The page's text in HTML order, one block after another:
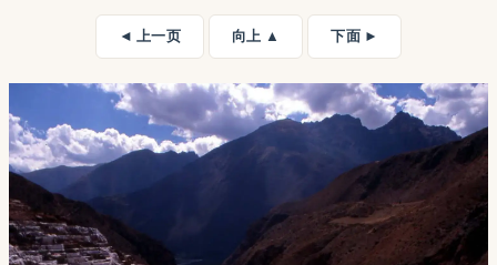
◄ 上一页 向上 ▲ 下面 ►